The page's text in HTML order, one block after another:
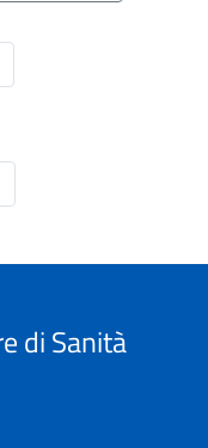
di Sanità